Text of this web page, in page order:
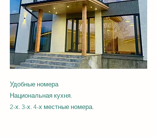
Удобные номера
Национальная кухня.
2-х. 3-х. 4-х местные номера.